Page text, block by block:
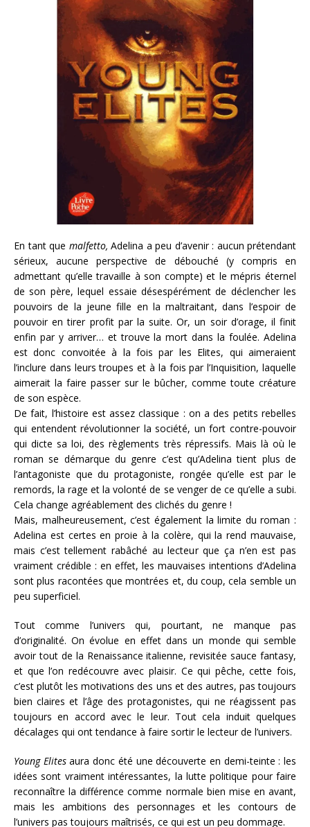
En tant que malfetto, Adelina a peu d’avenir : aucun prétendant
sérieux, aucune perspective de débouché (y compris en
admettant qu’elle travaille à son compte) et le mépris éternel
de son père, lequel essaie désespérément de déclencher les
pouvoirs de la jeune fille en la maltraitant, dans l’espoir de
pouvoir en tirer profit par la suite. Or, un soir d’orage, il finit
enfin par y arriver… et trouve la mort dans la foulée. Adelina
est donc convoitée à la fois par les Elites, qui aimeraient
l’inclure dans leurs troupes et à la fois par l’Inquisition, laquelle
aimerait la faire passer sur le bûcher, comme toute créature
de son espèce.
De fait, l’histoire est assez classique : on a des petits rebelles
qui entendent révolutionner la société, un fort contre-pouvoir
qui dicte sa loi, des règlements très répressifs. Mais là où le
roman se démarque du genre c’est qu’Adelina tient plus de
l’antagoniste que du protagoniste, rongée qu’elle est par le
remords, la rage et la volonté de se venger de ce qu’elle a subi.
Cela change agréablement des clichés du genre !
Mais, malheureusement, c’est également la limite du roman :
Adelina est certes en proie à la colère, qui la rend mauvaise,
mais c’est tellement rabâché au lecteur que ça n’en est pas
vraiment crédible : en effet, les mauvaises intentions d’Adelina
sont plus racontées que montrées et, du coup, cela semble un
peu superficiel.
Tout comme l’univers qui, pourtant, ne manque pas
d’originalité. On évolue en effet dans un monde qui semble
avoir tout de la Renaissance italienne, revisitée sauce fantasy,
et que l’on redécouvre avec plaisir. Ce qui pêche, cette fois,
c’est plutôt les motivations des uns et des autres, pas toujours
bien claires et l’âge des protagonistes, qui ne réagissent pas
toujours en accord avec le leur. Tout cela induit quelques
décalages qui ont tendance à faire sortir le lecteur de l’univers.
Young Elitesaura donc été une découverte en demi-teinte : les
idées sont vraiment intéressantes, la lutte politique pour faire
reconnaître la différence comme normale bien mise en avant,
mais les ambitions des personnages et les contours de
l’univers pas toujours maîtrisés, ce qui est un peu dommage.